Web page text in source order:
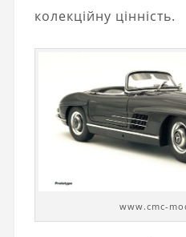
колекційну цінність.
www.cmc-